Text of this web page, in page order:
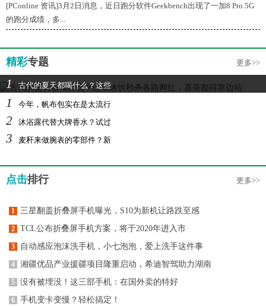
[PConline 资讯]3月2日消息，近日跑分软件Geekbench出现了一加8 Pro 5G
的跑分成绩，多...
精彩专题 更多>>
1 古代的夏天都喝什么？这些
1 今年，帆布包实在是太流行
2 沐浴露代替大牌香水？试过
3 麦秆来做腕表的零部件？新
点击排行 更多>>
1 三星翻盖折叠屏手机曝光，S10为新机让路跌至感
2 TCL公布折叠屏手机方案，将于2020年进入市
3 自动感应泡沫洗手机，小七泡泡，爱上洗手这件事
4 湘疆优品产业援疆项目隆重启动，希迪智驾助力湖南
5 没有被埋没！这三部手机：在国外卖的特好
6 手机变卡变慢？轻松搞定！